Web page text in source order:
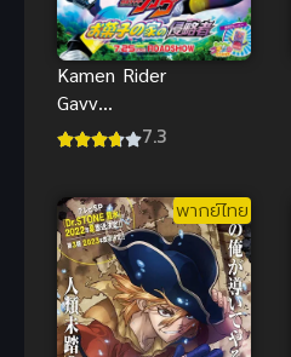
Kamen Rider
Gavv
Invaders of
ไรเดอร์ ซับ
ไทย
7.3
พากย์ไทย